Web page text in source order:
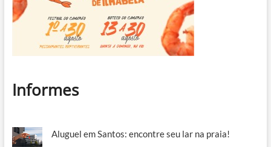
Informes
Aluguel em Santos: encontre seu lar na praia!